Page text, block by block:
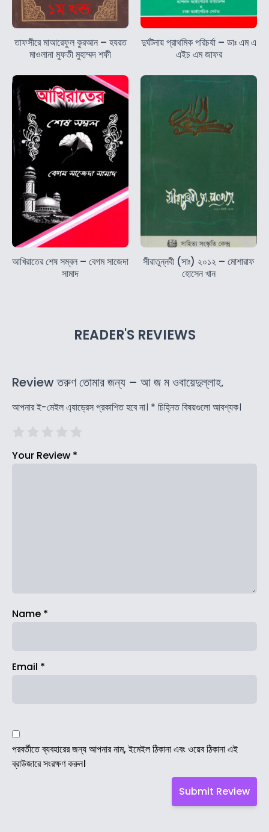
তাফসীরে মাআরেফুল কুরআন – হযরত
মাওলানা মুফতী মুহাম্মদ শফী
দুর্ঘটনায় প্রাথমিক পরিচর্যা – ডাঃ এম এ
এইচ এম জাফর
আখিরাতের শেষ সম্বল – বেগম সাজেদা
সামাদ
সীরাতুন্নবী (সাঃ) ২০১২ – মোশারাফ
হোসেন খান
READER'S REVIEWS
Review তরুণ তোমার জন্য – আ জ ম ওবায়েদুল্লাহ.
আপনার ই-মেইল এ্যাড্রেস প্রকাশিত হবে না। * চিহ্নিত বিষয়গুলো আবশ্যক।
Your Review *
Name *
Email *
পরবর্তীতে ব্যবহারের জন্য আপনার নাম, ইমেইল ঠিকানা এবং ওয়েব ঠিকানা এই
ব্রাউজারে সংরক্ষণ করুন।